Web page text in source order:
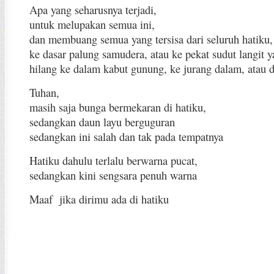
Apa yang seharusnya terjadi,
untuk melupakan semua ini,
dan membuang semua yang tersisa dari seluruh hatiku,
ke dasar palung samudera, atau ke pekat sudut langit
hilang ke dalam kabut gunung, ke jurang dalam, atau
Tuhan,
masih saja bunga bermekaran di hatiku,
sedangkan daun layu berguguran
sedangkan ini salah dan tak pada tempatnya
Hatiku dahulu terlalu berwarna pucat,
sedangkan kini sengsara penuh warna
Maaf jika dirimu ada di hatiku